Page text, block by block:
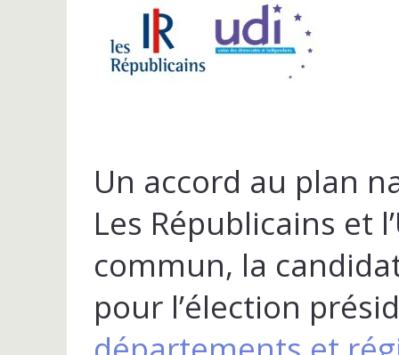
Un accord au plan
Les Républicains et
commun, la
pour l’élection